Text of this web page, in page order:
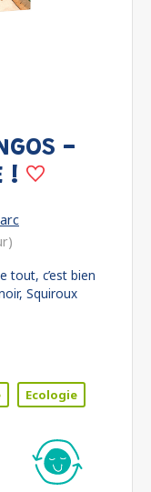
-
!
tout, c’est bien
Squiroux
Ecologie